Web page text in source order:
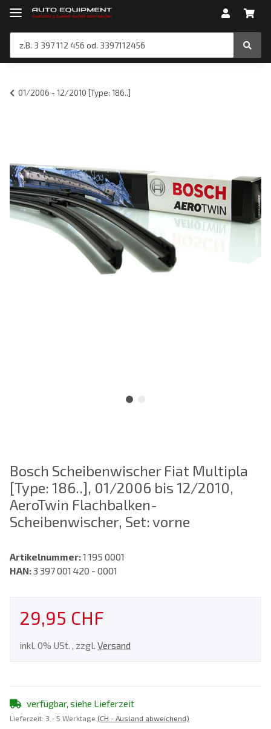
01/2006 - 12/2010 [Type: 186..]
Bosch Scheibenwischer Fiat Multipla
[Type: 186..], 01/2006 bis 12/2010,
AeroTwin Flachbalken-
Scheibenwischer, Set: vorne
Artikelnummer:1 195 0001
HAN:3 397 001 420 - 0001
29,95 CHF
inkl. 0% USt. , zzgl. Versand
verfügbar, siehe Lieferzeit
Lieferzeit: 3 - 5 Werktage (CH - Ausland abweichend)